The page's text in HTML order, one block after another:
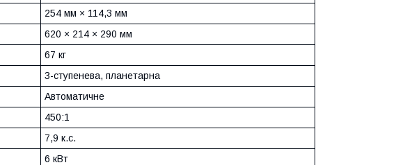
254 мм × 114,3 мм
620 × 214 × 290 мм
67 кг
3-ступенева, планетарна
Автоматичне
450:1
7,9 к.с.
6 кВт